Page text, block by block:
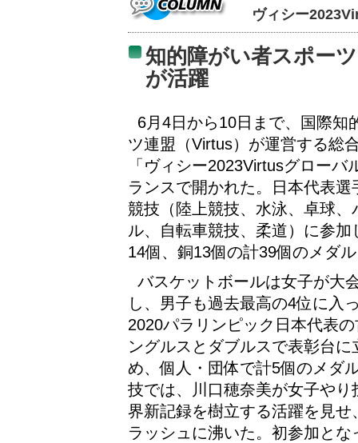
ヴィシー
知的障がい者スポー
が活躍
6月4日から10日まで、国際知
ツ連盟（Virtus）が運営する総
「ヴィシー2023Virtusグローバ
ランスで開かれた。日本代表選
競技（陸上競技、水泳、卓球、
ル、自転車競技、柔道）に参加
14個、銅13個の計39個のメダ
バスケットボールは女子が大
し、男子も過去最高の4位に入
2020パラリンピック日本代表
ングルスとダブルスで表彰台に
め、個人・団体で計5個のメダ
技では、川口穂奈美が女子やり
界新記録を樹立する活躍を見せ
ラッシュに沸いた。初参加と